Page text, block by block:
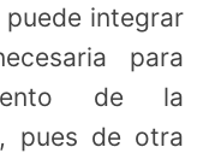
integrar
para
de la
pues de otra